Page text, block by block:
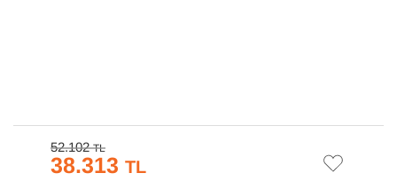
52.102TL
38.313 TL